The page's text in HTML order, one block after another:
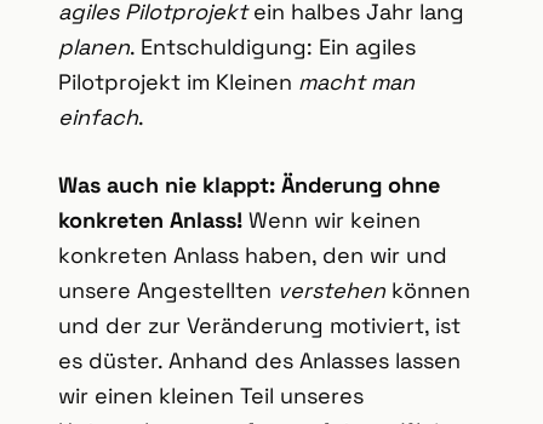
agiles Pilotprojektein halbes Jahr lang
planen. Entschuldigung: Ein agiles
Pilotprojekt im Kleinen macht man
einfach.
Was auch nie klappt: Änderung ohne
konkreten Anlass! Wenn wir keinen
konkreten Anlass haben, den wir und
unsere Angestellten verstehen können
und der zur Veränderung motiviert, ist
es düster. Anhand des Anlasses lassen
wir einen kleinen Teil unseres